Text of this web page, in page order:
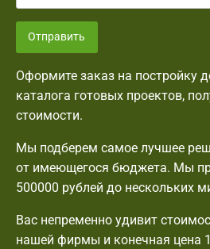
Отправить
Оформите заказ на постройку
каталога готовых проектов,
стоимости.
Мы подберем самое лучшее
от имеющегося бюджета. Мы
500000 рублей до нескольких
Вас непременно удивит
нашей фирмы и конечная цена